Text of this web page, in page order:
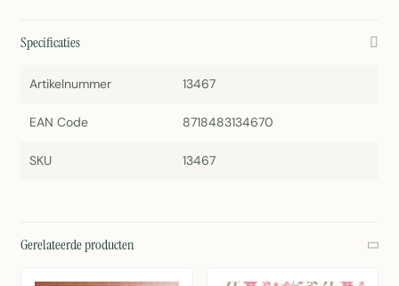
Specificaties
Artikelnummer 13467
EAN Code 8718483134670
SKU 13467
Gerelateerde producten